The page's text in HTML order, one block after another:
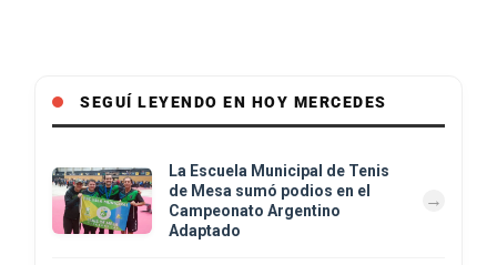
SEGUÍ LEYENDO EN HOY MERCEDES
La Escuela Municipal de Tenis
de Mesa sumó podios en el
Campeonato Argentino
Adaptado